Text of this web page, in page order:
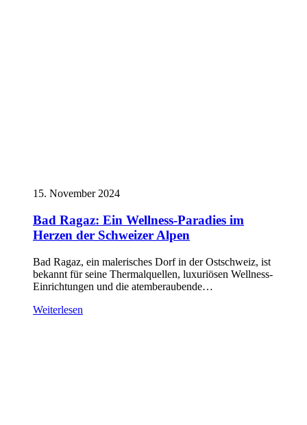
15. November 2024
Bad Ragaz: Ein Wellness-Paradies im
Herzen der Schweizer Alpen
Bad Ragaz, ein malerisches Dorf in der Ostschweiz, ist
bekannt für seine Thermalquellen, luxuriösen Wellness-
Einrichtungen und die atemberaubende…
Weiterlesen